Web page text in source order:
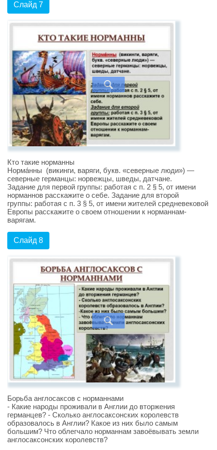
Слайд 7
Кто такие норманны
Норма́нны (викинги, варяги, букв. «северные люди») —
северные германцы: норвежцы, шведы, датчане.
Задание для первой группы: работая с п. 2 § 5, от имени
норманнов расскажите о себе. Задание для второй
группы: работая с п. 3 § 5, от имени жителей средневековой
Европы расскажите о своем отношении к норманнам-
варягам.
Слайд 8
Борьба англосаксов с норманнами
- Какие народы проживали в Aнглии до вторжения
германцев? - Сколько англосаксонских королевств
образовалось в Англии? Какое из них было самым
большим? Что облегчало норманнам завоёвывать земли
англосаксонских королевств?